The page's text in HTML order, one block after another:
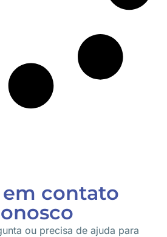
contato
ou precisa de ajuda para